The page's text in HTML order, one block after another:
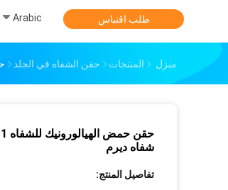
Arabic طلب اقتباس
منزل المنتجات حقن الشفاه في الجلد
شفاه ديرم
تفاصيل المنتج: